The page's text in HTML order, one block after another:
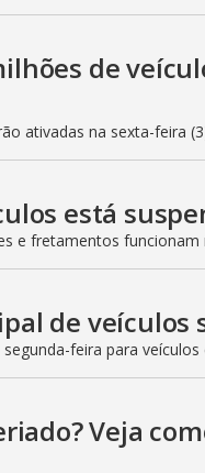
de
ativadas na sexta-feira
está
e fretamentos
de veículos
feira para
Veja